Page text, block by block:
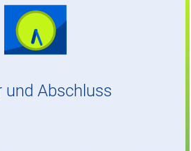
und Abschluss
of Engineering Elektro- und